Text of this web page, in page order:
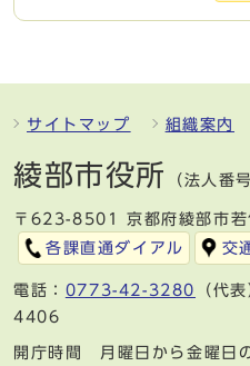
サイトマップ 組織案内
綾部市役所 （法人
〒623-8501 京都府綾部市若
各課直通ダイアル
交
電話： 0773-42-3280
（代
4406
開庁時間 月曜日から金曜日